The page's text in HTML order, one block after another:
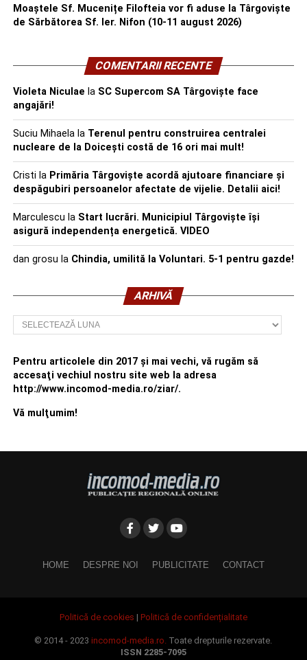
Moaștele Sf. Mucenițe Filofteia vor fi aduse la Târgoviște
de Sărbătorea Sf. Ier. Nifon (10-11 august 2026)
COMENTARII RECENTE
Violeta Niculae la SC Supercom SA Târgoviște face
angajări!
Suciu Mihaelala Terenul pentru construirea centralei
nucleare de la Doicești costă de 16 ori mai mult!
Cristi la Primăria Târgoviște acordă ajutoare financiare și
despăgubiri persoanelor afectate de vijelie. Detalii aici!
Marculescu la Start lucrări. Municipiul Târgoviște își
asigură independența energetică. VIDEO
dan grosu la Chindia, umilită la Voluntari. 5-1 pentru gazde!
ARHIVĂ
Arhivă
Pentru articolele din 2017 şi mai vechi, vă rugăm să
accesaţi vechiul nostru site web la adresa
http://www.incomod-media.ro/ziar/.
Vă mulţumim!
HOME DESPRE NOI PUBLICITATE CONTACT
Politică de cookies | Politică de confidențialitate
© 2014 - 2023incomod-media.ro. Toate drepturile rezervate.
ISSN 2285-7095